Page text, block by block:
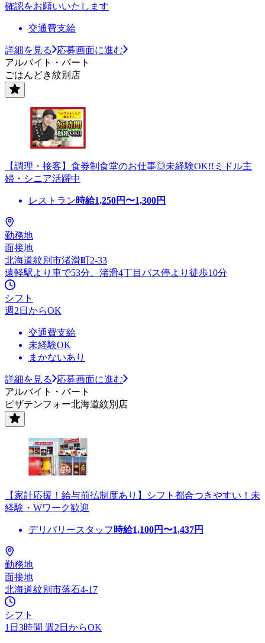
確認をお願いいたします
交通費支給
詳細を見る
応募画面に進む
アルバイト・パート
ごはんどき紋別店
【調理・接客】食券制食堂のお仕事◎未経験OK!!ミドル主
婦・シニア活躍中
レストラン時給1,250円〜1,300円
勤務地
面接地
北海道紋別市渚滑町2-33
遠軽駅より車で53分、渚滑4丁目バス停より徒歩10分
シフト
週2日からOK
交通費支給
未経験OK
まかないあり
詳細を見る
応募画面に進む
アルバイト・パート
ピザテンフォー北海道紋別店
【家計応援！給与前払制度あり】シフト都合つきやすい！未
経験・Wワーク歓迎
デリバリースタッフ 時給1,100円〜1,437円
勤務地
面接地
北海道紋別市落石4-17
シフト
1日3時間 週2日からOK